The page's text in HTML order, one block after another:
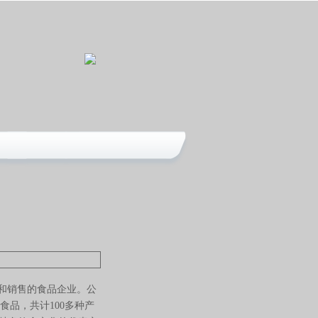
销售的食品企业。公
品，共计100多种产